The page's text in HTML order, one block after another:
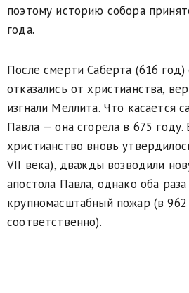
поэтому историю собора
года.
После смерти Саберта (616 год)
отказались от христианства,
изгнали Меллита. Что касается
Павла — она сгорела в 675
христианство вновь
VII века), дважды возводили
апостола Павла, однако оба
крупномасштабный пожар (в
соответственно).